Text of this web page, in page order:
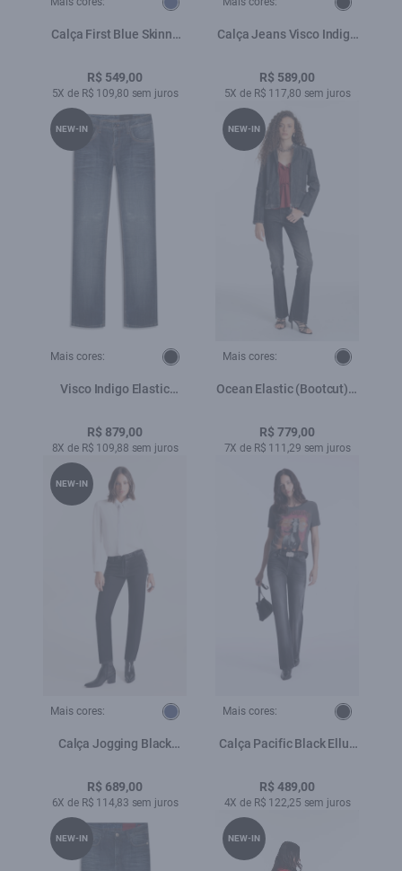
Calça First Blue Skinny
R$ 549,00
5X de R$ 109,80 sem juros
Calça Jeans Visco Indigo
Lav.Escuro C/ Matiz+3d
R$ 589,00
5X de R$ 117,80 sem juros
Mais cores:
Visco Indigo Elastic
Lav.Escuro C/ Matiz+3d
R$ 879,00
8X de R$ 109,88 sem juros
NEW-IN
Mais cores:
Ocean Elastic (Bootcut) 5
Resina
R$ 779,00
7X de R$ 111,29 sem juros
NEW-IN
Mais cores:
Calça Jogging Black
R$ 689,00
6X de R$ 114,83 sem juros
NEW-IN
Mais cores:
Calça Pacific Black Ellus
R$ 489,00
4X de R$ 122,25 sem juros
NEW-IN NEW-IN